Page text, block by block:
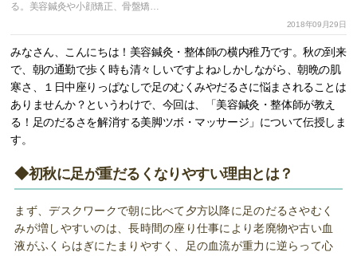
る。美容鍼灸や小顔矯正、骨盤矯…
2018年09月29日
みなさん、こんにちは！美容鍼灸・整体師の横内稚乃です。秋の到来
で、朝の通勤で歩く時も清々しいですよね♪しかしながら、朝晩の肌
寒さ、１日中座りっぱなしで足のむくみやだるさに悩まされることは
ありませんか？というわけで、今回は、「美容鍼灸・整体師が教え
る！足のだるさを解消する美脚ツボ・マッサージ」について伝授しま
す。
◆初秋に足が重だるくなりやすい理由とは？
まず、デスクワークで朝に比べて夕方以降に足のだるさやむく
みが増しやすいのは、長時間の座り仕事により老廃物や古い血
液がふくらはぎにたまりやすく、足の血流が重力に逆らって心